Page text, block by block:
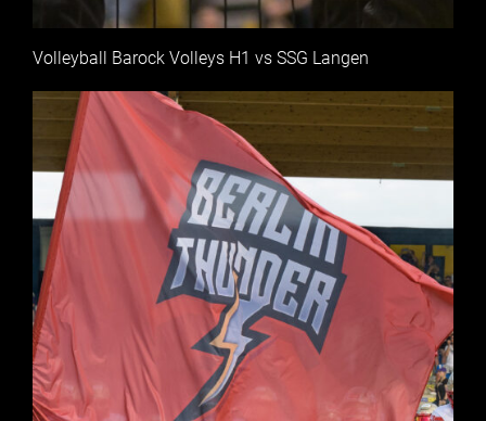
Volleyball Barock Volleys H1 vs SSG Langen